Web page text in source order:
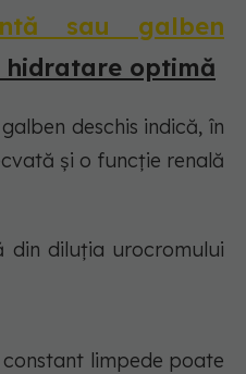
sau galben
hidratare optimă
deschis indică, în
și o funcție renală
din diluția urocromului
limpede poate